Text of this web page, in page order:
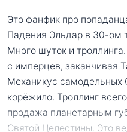
Это фанфик про
Падения Эльдар в 30-ом
Много шуток и
с имперцев, заканчивая
Механикус самодельных
корёжило. Троллинг
продажа планетарным
Святой Целестины. Это